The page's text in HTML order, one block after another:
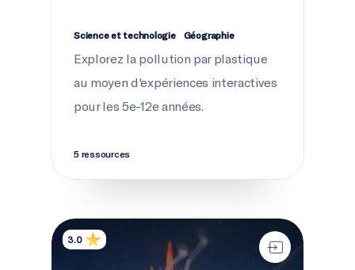
Science et technologie Géographie
Explorez la pollution par plastique
au moyen d'expériences interactives
pour les 5e-12e années.
5 ressources
Endeavour exploré!
3.0